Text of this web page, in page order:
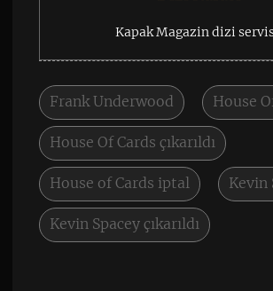
Kapak Magazin dizi
Frank Underwood House
House Of Cards çıkarıldı
House of Cards iptal Kevin
Kevin Spacey çıkarıldı